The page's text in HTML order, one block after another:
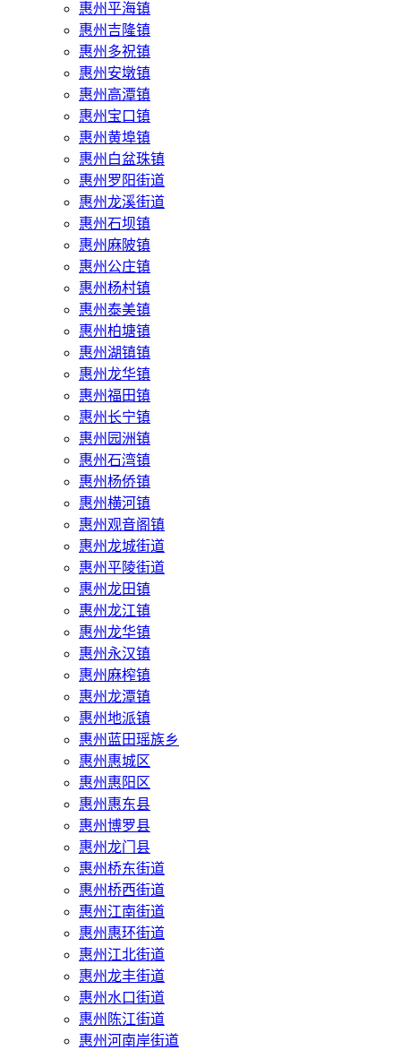
惠州平海镇
惠州吉隆镇
惠州多祝镇
惠州安墩镇
惠州高潭镇
惠州宝口镇
惠州黄埠镇
惠州白盆珠镇
惠州罗阳街道
惠州龙溪街道
惠州石坝镇
惠州麻陂镇
惠州公庄镇
惠州杨村镇
惠州泰美镇
惠州柏塘镇
惠州湖镇镇
惠州龙华镇
惠州福田镇
惠州长宁镇
惠州园洲镇
惠州石湾镇
惠州杨侨镇
惠州横河镇
惠州观音阁镇
惠州龙城街道
惠州平陵街道
惠州龙田镇
惠州龙江镇
惠州龙华镇
惠州永汉镇
惠州麻榨镇
惠州龙潭镇
惠州地派镇
惠州蓝田瑶族乡
惠州惠城区
惠州惠阳区
惠州惠东县
惠州‌博罗县
惠州‌龙门县
惠州桥东街道
惠州桥西街道
惠州江南街道
惠州惠环街道
惠州江北街道
惠州龙丰街道
惠州水口街道
惠州陈江街道
惠州河南岸街道